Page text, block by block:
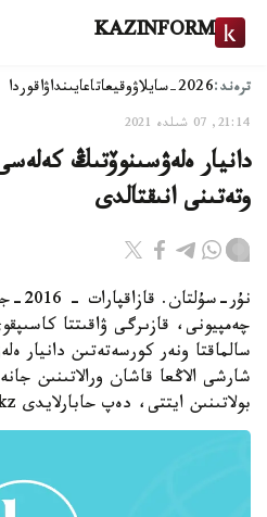
KAZINFORM
ترەند:2026-سايلاۋ وقيعاتاعايىنداۋاقوردا
21:14, 07 شىلدە 2021
دانيار ەلەۋسىنوۆتىڭ
وتەتىنى انىقتالدى
نۇر-
چەمپيونى، قازىرگى ۋاقىتتا
شارشى الاڭعا قاشان ورالاتىنىن
بولاتىنىن ايتتى، دەپ حابارلايدى Vesti.kz پورتالى.